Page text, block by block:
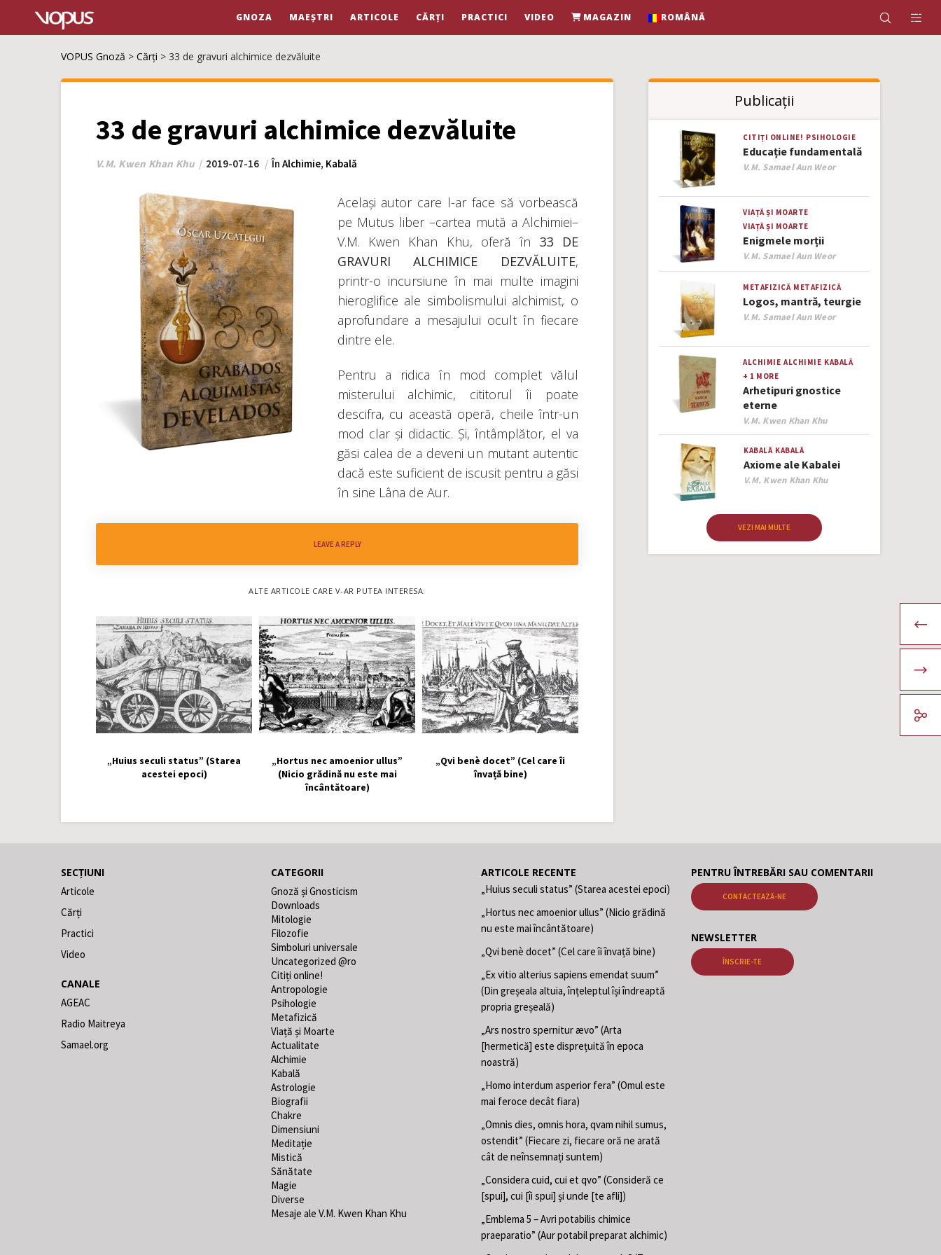
GNOZA MAEȘTRI ARTICOLE CĂRȚI PRACTICI VIDEO MAGAZIN ROMÂNĂ
VOPUS Gnoză > Cărți > 33 de gravuri alchimice dezvăluite
33 de gravuri alchimice dezvăluite
V.M. Kwen Khan Khu 2019-07-16 În Alchimie, Kabală
Același autor care l-ar face să vorbească
pe Mutus liber –cartea mută a Alchimiei–
V.M. Kwen Khan Khu, oferă în 33 DE
GRAVURI ALCHIMICE DEZVĂLUITE,
printr-o incursiune în mai multe imagini
hieroglifice ale simbolismului alchimist, o
aprofundare a mesajului ocult în fiecare
dintre ele.
Pentru a ridica în mod complet vălul
misterului alchimic, cititorul îi poate
descifra, cu această operă, cheile într-un
mod clar și didactic. Și, întâmplător, el va
găsi calea de a deveni un mutant autentic
dacă este suficient de iscusit pentru a găsi
în sine Lâna de Aur.
LEAVE A REPLY
ALTE ARTICOLE CARE V-AR PUTEA INTERESA:
„Huius seculi status” (Starea
acestei epoci)
„Hortus nec amoenior ullus”
(Nicio grădină nu este mai
încântătoare)
„Qvi benè docet” (Cel care îi
învață bine)
Publicații
CITIȚI ONLINE! PSIHOLOGIE
Educație fundamentală
Author
V.M. Samael Aun Weor
VIAȚĂ ȘI MOARTE
VIAȚĂ ȘI MOARTE
Enigmele morții
Author
V.M. Samael Aun Weor
METAFIZICĂ METAFIZICĂ
Logos, mantră, teurgie
Author
V.M. Samael Aun Weor
ALCHIMIE ALCHIMIE KABALĂ
+ 1 MORE
Arhetipuri gnostice
eterne
Author
V.M. Kwen Khan Khu
KABALĂ KABALĂ
Axiome ale Kabalei
Author
V.M. Kwen Khan Khu
VEZI MAI MULTE
SECȚIUNI
Articole
Cărți
Practici
Video
CANALE
AGEAC
Radio Maitreya
Samael.org
CATEGORII
Gnoză și Gnosticism
Downloads
Mitologie
Filozofie
Simboluri universale
Uncategorized @ro
Citiți online!
Antropologie
Psihologie
Metafizică
Viață și Moarte
Actualitate
Alchimie
Kabală
Astrologie
Biografii
Chakre
Dimensiuni
Meditație
Mistică
Sănătate
Magie
Diverse
Mesaje ale V.M. Kwen Khan Khu
ARTICOLE RECENTE
„Huius seculi status” (Starea acestei epoci)
„Hortus nec amoenior ullus” (Nicio grădină
nu este mai încântătoare)
„Qvi benè docet” (Cel care îi învață bine)
„Ex vitio alterius sapiens emendat suum”
(Din greșeala altuia, înțeleptul își îndreaptă
propria greșeală)
„Ars nostro spernitur ævo” (Arta
[hermetică] este disprețuită în epoca
noastră)
„Homo interdum asperior fera” (Omul este
mai feroce decât fiara)
„Omnis dies, omnis hora, qvam nihil sumus,
ostendit” (Fiecare zi, fiecare oră ne arată
cât de neînsemnați suntem)
„Considera cuid, cui et qvo” (Consideră ce
[spui], cui [îi spui] și unde [te afli])
„Emblema 5 – Avri potabilis chimice
praeparatio” (Aur potabil preparat alchimic)
PENTRU ÎNTREBĂRI SAU COMENTARII
CONTACTEAZĂ-NE
NEWSLETTER
ÎNSCRIE-TE